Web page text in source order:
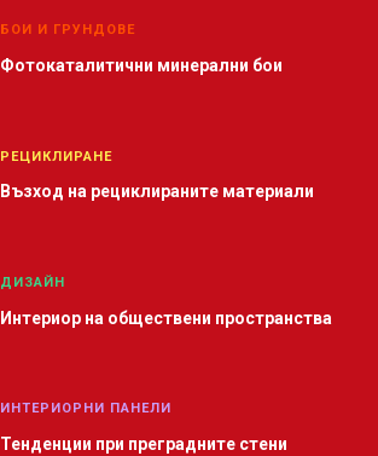
БОИ И ГРУНДОВЕ
Фотокаталитични минерални бои
РЕЦИКЛИРАНЕ
Възход на рециклираните материали
ДИЗАЙН
Интериор на обществени пространства
ИНТЕРИОРНИ ПАНЕЛИ
Тенденции при преградните стени